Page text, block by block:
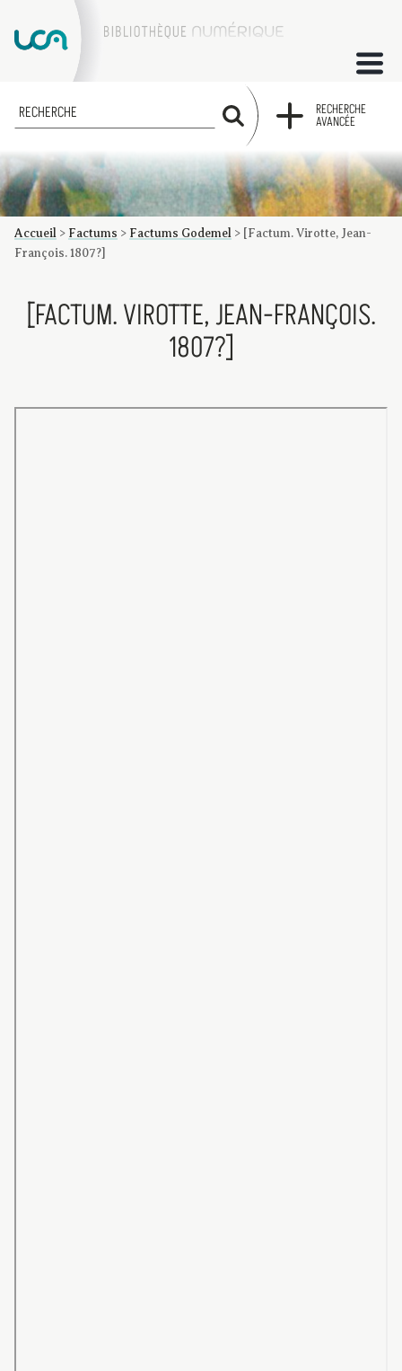
ACCUEIL
COLLECTIONS
FACTUMS
Les factums à la BU
Présentation du corpus de factums de la collection Marie
Bibliographie
Glossaire
Index de recherche
RECHERCHE
RECHERCHE
AVANCÉE
Accueil > Factums > Factums Godemel > [Factum. Virotte, Jean-
François. 1807?]
[FACTUM. VIROTTE, JEAN-FRANÇOIS.
1807?]